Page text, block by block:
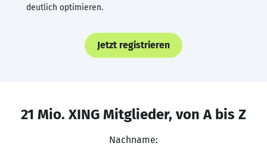
deutlich optimieren.
Jetzt registrieren
21 Mio. XING Mitglieder, von A bis Z
Nachname: